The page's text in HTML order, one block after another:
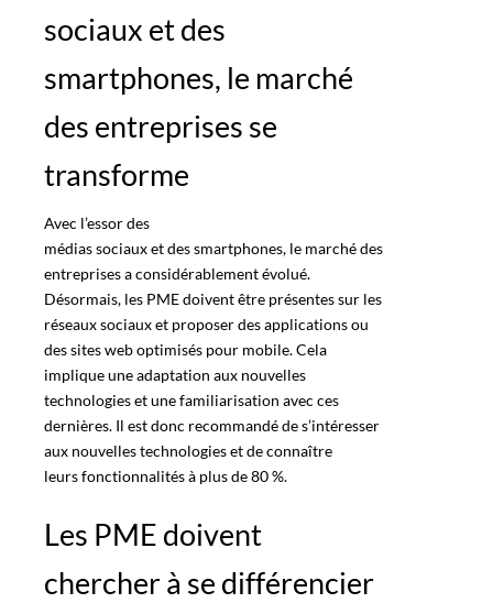
sociaux et des
smartphones, le marché
des entreprises se
transforme
Avec l’essor des
médias sociaux et des smartphones, le marché des
entreprises a considérablement évolué.
Désormais, les PME doivent être présentes sur les
réseaux sociaux et proposer des applications ou
des sites web optimisés pour mobile. Cela
implique une adaptation aux nouvelles
technologies et une familiarisation avec ces
dernières. Il est donc recommandé de s’intéresser
aux nouvelles technologies et de connaître
leurs fonctionnalités à plus de 80 %.
Les PME doivent
chercher à se différencier